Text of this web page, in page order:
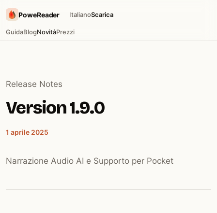
PoweReader
GuidaBlogNovitàPrezzi
ItalianoScarica
Release Notes
Version 1.9.0
1 aprile 2025
Narrazione Audio AI e Supporto per Pocket